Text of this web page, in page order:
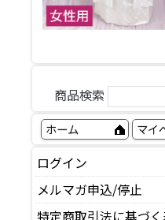
商品検索
ホーム マイ
ログイン
メルマガ申込/停止
特定商取引法に基づ